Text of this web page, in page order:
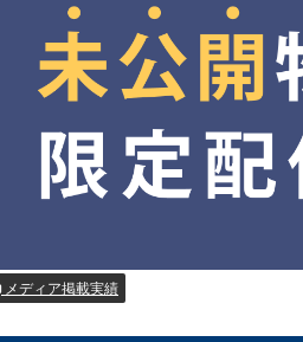
メディア掲載実績